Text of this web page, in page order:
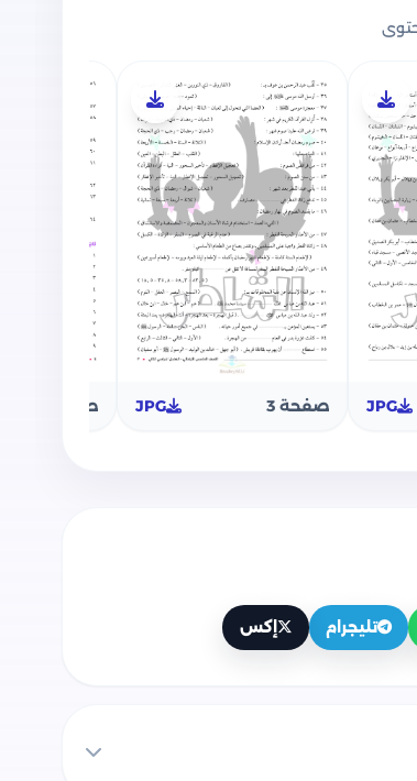
الابتدائي
كثيرة في صورة بنك أسئلة متدرجة في
من متعدد وضع علامة صح أو خطأ
على الاجابات النموذجية لكل
JPG صفحة 3 JPG صفحة 4
تليجرام إكس